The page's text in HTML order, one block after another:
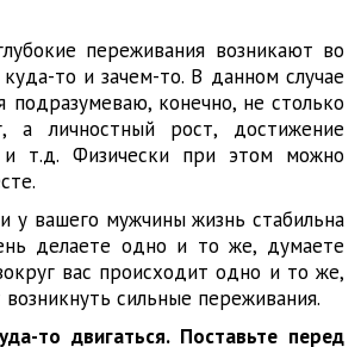
переживания возникают во
то и зачем-то. В данном случае
конечно, не столько
а личностный рост, достижение
и т.д. Физически при этом можно
у вашего мужчины жизнь стабильна
делаете одно и то же, думаете
вас происходит одно и то же,
сильные переживания.
то двигаться. Поставьте перед